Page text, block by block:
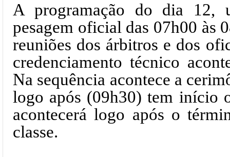
A programação do dia 12,
pesagem oficial das 07h00 às
reuniões dos árbitros e dos
credenciamento técnico
Na sequência acontece a
logo após (09h30) tem início
acontecerá logo após o
classe.